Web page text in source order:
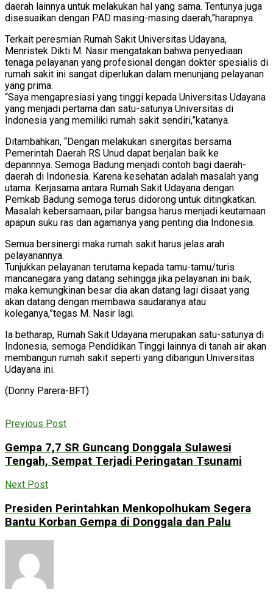
daerah lainnya untuk melakukan hal yang sama. Tentunya juga
disesuaikan dengan PAD masing-masing daerah,”harapnya.
Terkait peresmian Rumah Sakit Universitas Udayana,
Menristek Dikti M. Nasir mengatakan bahwa penyediaan
tenaga pelayanan yang profesional dengan dokter spesialis di
rumah sakit ini sangat diperlukan dalam menunjang pelayanan
yang prima.
“Saya mengapresiasi yang tinggi kepada Universitas Udayana
yang menjadi pertama dan satu-satunya Universitas di
Indonesia yang memiliki rumah sakit sendiri,”katanya.
Ditambahkan, “Dengan melakukan sinergitas bersama
Pemerintah Daerah RS Unud dapat berjalan baik ke
depannnya. Semoga Badung menjadi contoh bagi daerah-
daerah di Indonesia. Karena kesehatan adalah masalah yang
utama. Kerjasama antara Rumah Sakit Udayana dengan
Pemkab Badung semoga terus didorong untuk ditingkatkan.
Masalah kebersamaan, pilar bangsa harus menjadi keutamaan
apapun suku ras dan agamanya yang penting dia Indonesia.
Semua bersinergi maka rumah sakit harus jelas arah
pelayanannya.
Tunjukkan pelayanan terutama kepada tamu-tamu/turis
mancanegara yang datang sehingga jika pelayanan ini baik,
maka kemungkinan besar dia akan datang lagi disaat yang
akan datang dengan membawa saudaranya atau
koleganya,”tegas M. Nasir lagi.
Ia betharap, Rumah Sakit Udayana merupakan satu-satunya di
Indonesia, semoga Pendidikan Tinggi lainnya di tanah air akan
membangun rumah sakit seperti yang dibangun Universitas
Udayana ini.
(Donny Parera-BFT)
Previous Post
Gempa 7,7 SR Guncang Donggala Sulawesi
Tengah, Sempat Terjadi Peringatan Tsunami
Next Post
Presiden Perintahkan Menkopolhukam Segera
Bantu Korban Gempa di Donggala dan Palu